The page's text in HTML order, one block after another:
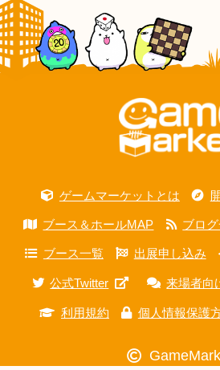
ゲームマーケットとは
ブース＆ホールMAP ブロ
ブース一覧 出展申し込み
公式Twitter 来場者向
利用規約 個人情報保護